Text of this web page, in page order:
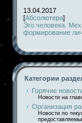
13.04.2017
[Абсолютера]
Эго человека.
формирование
Категории
Горячие
Новости на
Организация
Новости по